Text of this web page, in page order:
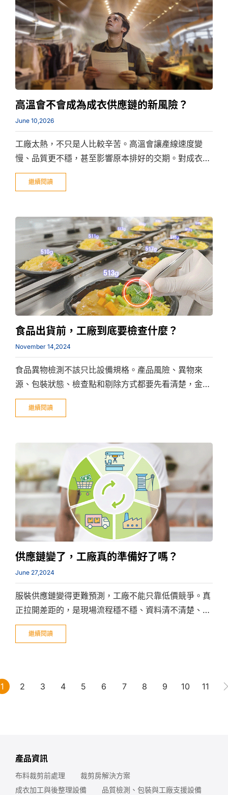
高溫會不會成為成衣供應鏈的新風險？
June 10,2026
工廠太熱，不只是人比較辛苦。高溫會讓產線速度變
慢、品質更不穩，甚至影響原本排好的交期。對成衣廠
來說，氣候風險已經不是天氣新聞，而是需要被納入管
理的生產問題。
繼續閱讀
食品出貨前，工廠到底要檢查什麼？
November 14,2024
食品異物檢測不該只比設備規格。產品風險、異物來
源、包裝狀態、檢查點和剔除方式都要先看清楚，金屬
檢測或 X 光檢測才選得準。
繼續閱讀
供應鏈變了，工廠真的準備好了嗎？
June 27,2024
服裝供應鏈變得更難預測，工廠不能只靠低價競爭。真
正拉開差距的，是現場流程穩不穩、資料清不清楚、能
不能跟著訂單變動調整。
繼續閱讀
1 2 3 4 5 6 7 8 9 10 11
產品資訊
布料裁剪前處理
裁剪房解決方案
成衣加工與後整理設備
品質檢測、包裝與工廠支援設備